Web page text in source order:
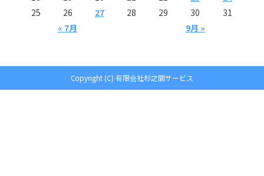
« 7月 9月 »
25
26 27 28 29 30 31
Copyright (C) 有限会社杉之間サービス